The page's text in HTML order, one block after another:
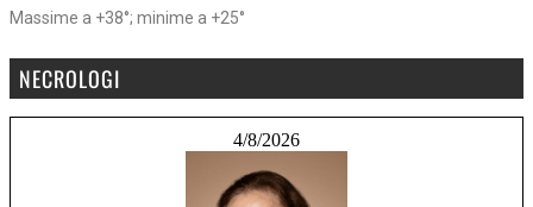
Massime a +38°; minime a +25°
NECROLOGI
4/8/2026